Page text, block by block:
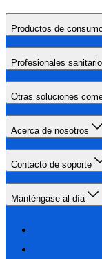
Productos de
Profesionales
Otras soluciones
Acerca de nosotros
Contacto de soporte
Manténgase al día